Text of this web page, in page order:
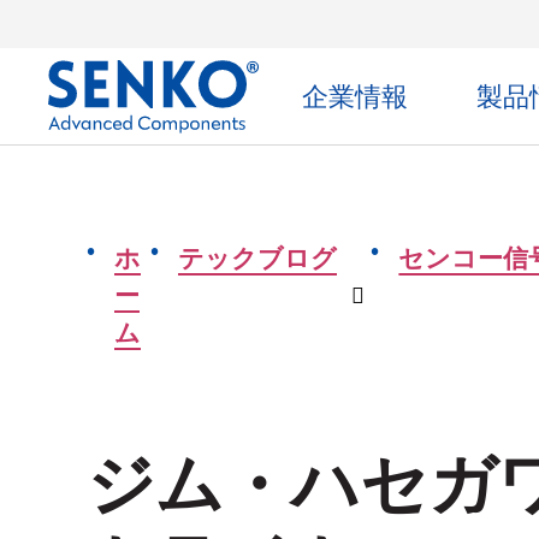
企業情報 製品
ホ
ー
ム
テックブログ
ドロップダウ
センコー信
ジム・ハセガ